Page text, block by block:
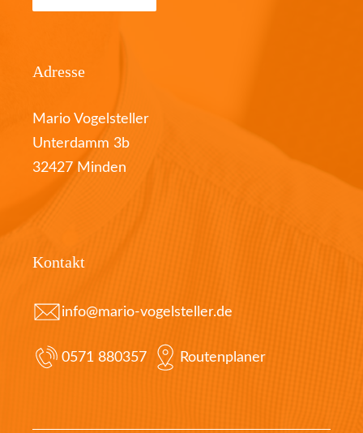
Adresse
Mario Vogelsteller
Unterdamm 3b
32427 Minden
Kontakt
info@mario-vogelsteller.de
0571 880357 Routenplaner